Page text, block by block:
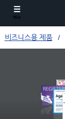
메뉴
비즈니스용 제품